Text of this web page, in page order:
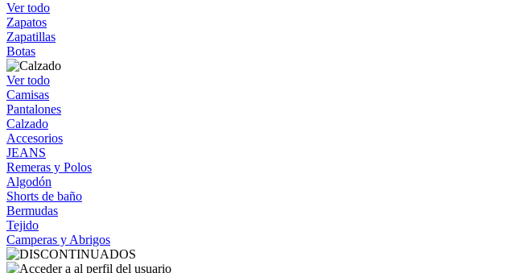
Ver todo
Zapatos
Zapatillas
Botas
Ver todo
Camisas
Pantalones
Calzado
Accesorios
JEANS
Remeras y Polos
Algodón
Shorts de baño
Bermudas
Tejido
Camperas y Abrigos